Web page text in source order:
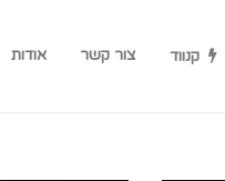
אודות צור קשר קנווד